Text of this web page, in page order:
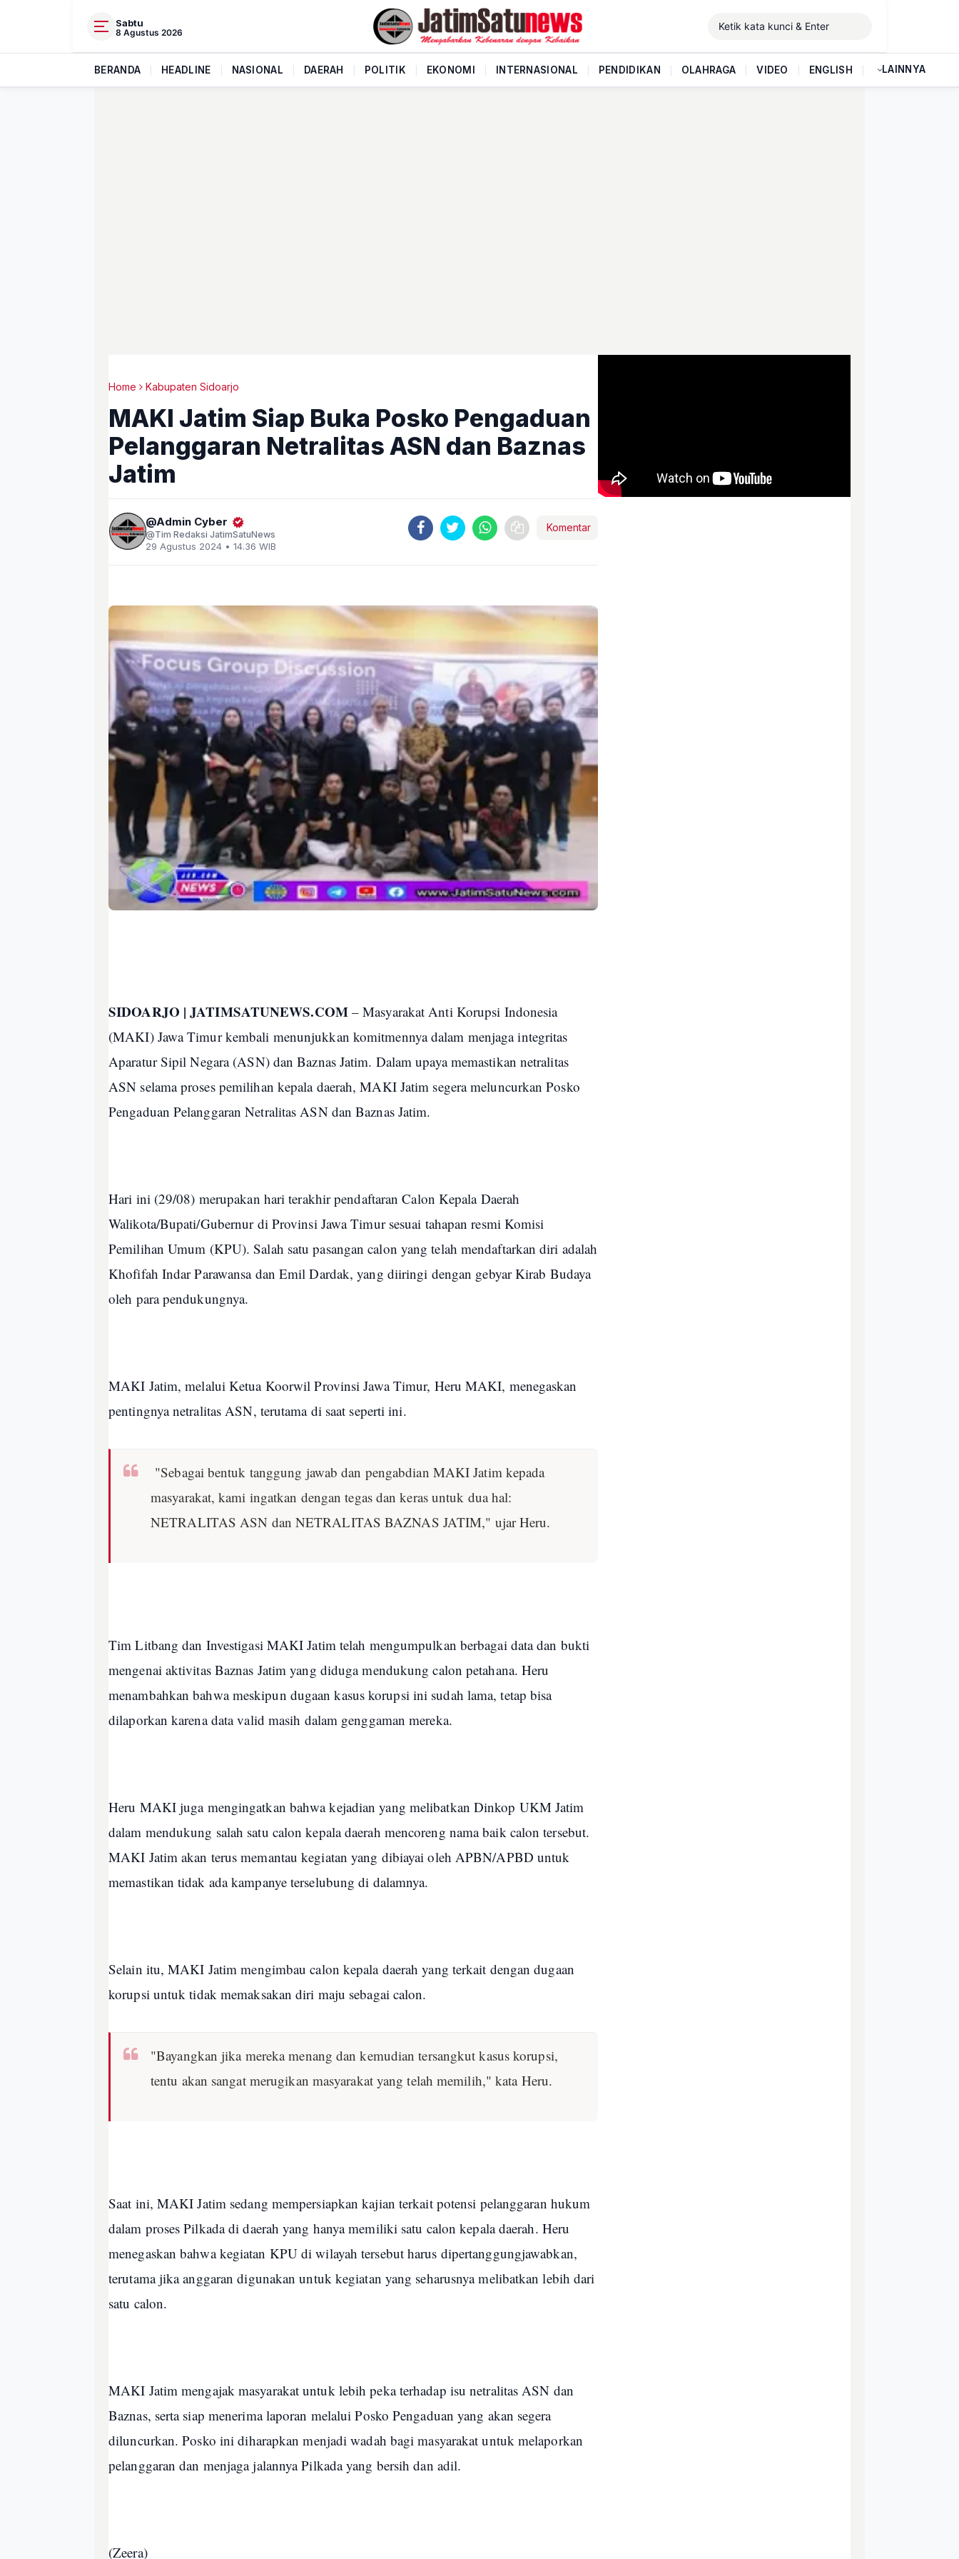
Sabtu
8 Agustus 2026
BERANDA HEADLINE NASIONAL DAERAH POLITIK EKONOMI INTERNASIONAL PENDIDIKAN OLAHRAGA VIDEO ENGLISH LAINNYA
Home Kabupaten Sidoarjo
MAKI Jatim Siap Buka Posko Pengaduan
Pelanggaran Netralitas ASN dan Baznas
Jatim
Admin Cyber
Tim Redaksi JatimSatuNews
29 Agustus 2024 • 14.36 WIB
Komentar
SIDOARJO | JATIMSATUNEWS.COM– Masyarakat Anti Korupsi Indonesia
(MAKI) Jawa Timur kembali menunjukkan komitmennya dalam menjaga integritas
Aparatur Sipil Negara (ASN) dan Baznas Jatim. Dalam upaya memastikan netralitas
ASN selama proses pemilihan kepala daerah, MAKI Jatim segera meluncurkan Posko
Pengaduan Pelanggaran Netralitas ASN dan Baznas Jatim.
Hari ini (29/08) merupakan hari terakhir pendaftaran Calon Kepala Daerah
Walikota/Bupati/Gubernur di Provinsi Jawa Timur sesuai tahapan resmi Komisi
Pemilihan Umum (KPU). Salah satu pasangan calon yang telah mendaftarkan diri adalah
Khofifah Indar Parawansa dan Emil Dardak, yang diiringi dengan gebyar Kirab Budaya
oleh para pendukungnya.
MAKI Jatim, melalui Ketua Koorwil Provinsi Jawa Timur, Heru MAKI, menegaskan
pentingnya netralitas ASN, terutama di saat seperti ini.
"Sebagai bentuk tanggung jawab dan pengabdian MAKI Jatim kepada
masyarakat, kami ingatkan dengan tegas dan keras untuk dua hal:
NETRALITAS ASN dan NETRALITAS BAZNAS JATIM," ujar Heru.
Tim Litbang dan Investigasi MAKI Jatim telah mengumpulkan berbagai data dan bukti
mengenai aktivitas Baznas Jatim yang diduga mendukung calon petahana. Heru
menambahkan bahwa meskipun dugaan kasus korupsi ini sudah lama, tetap bisa
dilaporkan karena data valid masih dalam genggaman mereka.
Heru MAKI juga mengingatkan bahwa kejadian yang melibatkan Dinkop UKM Jatim
dalam mendukung salah satu calon kepala daerah mencoreng nama baik calon tersebut.
MAKI Jatim akan terus memantau kegiatan yang dibiayai oleh APBN/APBD untuk
memastikan tidak ada kampanye terselubung di dalamnya.
Selain itu, MAKI Jatim mengimbau calon kepala daerah yang terkait dengan dugaan
korupsi untuk tidak memaksakan diri maju sebagai calon.
"Bayangkan jika mereka menang dan kemudian tersangkut kasus korupsi,
tentu akan sangat merugikan masyarakat yang telah memilih," kata Heru.
Saat ini, MAKI Jatim sedang mempersiapkan kajian terkait potensi pelanggaran hukum
dalam proses Pilkada di daerah yang hanya memiliki satu calon kepala daerah. Heru
menegaskan bahwa kegiatan KPU di wilayah tersebut harus dipertanggungjawabkan,
terutama jika anggaran digunakan untuk kegiatan yang seharusnya melibatkan lebih dari
satu calon.
MAKI Jatim mengajak masyarakat untuk lebih peka terhadap isu netralitas ASN dan
Baznas, serta siap menerima laporan melalui Posko Pengaduan yang akan segera
diluncurkan. Posko ini diharapkan menjadi wadah bagi masyarakat untuk melaporkan
pelanggaran dan menjaga jalannya Pilkada yang bersih dan adil.
(Zeera)